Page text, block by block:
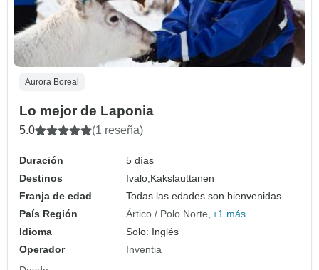
Aurora Boreal
Lo mejor de Laponia
5.0 (1 reseña)
Duración
5 días
Destinos
Ivalo, Kakslauttanen
Franja de edad
Todas las edades son bienvenidas
País Región
Ártico / Polo Norte +1 más
Idioma
Solo: Inglés
Operador
Inventia